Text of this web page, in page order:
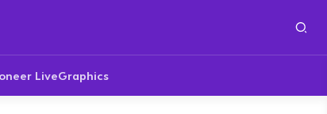
LiveGraphics